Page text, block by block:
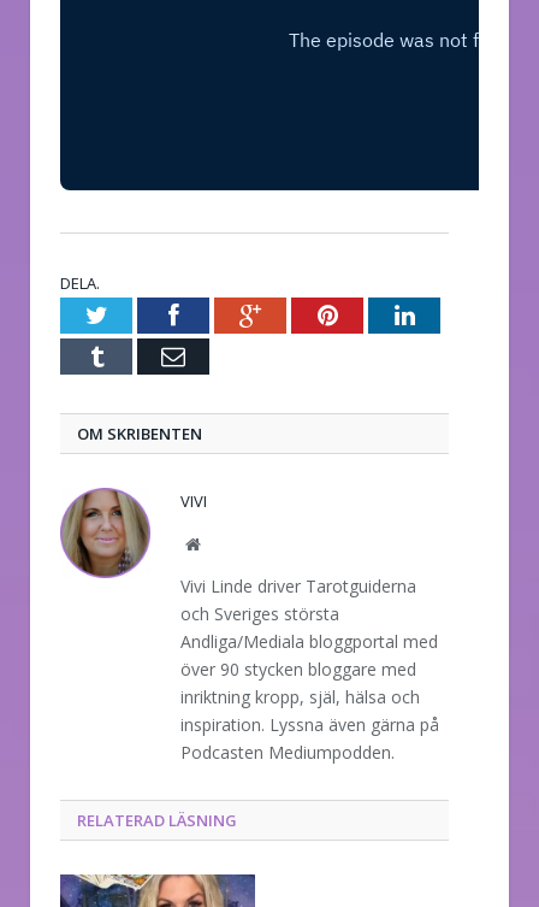
DELA.
TwitterFacebookGoogle+PinterestLinkedIn
Tumblr E-
OM SKRIBENTEN
VIVI
Website
Vivi Linde driver Tarotguiderna
och Sveriges största
Andliga/Mediala bloggportal med
över 90 stycken bloggare med
inriktning kropp, själ, hälsa och
inspiration. Lyssna även gärna på
Podcasten Mediumpodden.
RELATERAD LÄSNING